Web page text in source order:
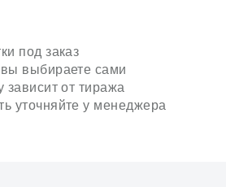
под заказ
выбираете сами
зависит от тиража
уточняйте у менеджера